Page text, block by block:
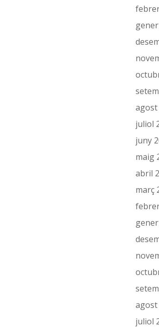
agost
juliol
juny
maig
abril
març
agost
juliol